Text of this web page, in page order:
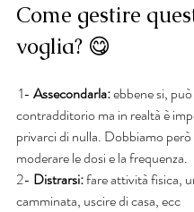
Come gestire
voglia? 😋
1- Assecondarla: ebbene si,
contradditorio ma in realtà è
privarci di nulla. Dobbiamo però
moderare le dosi e la frequenza.
2- Distrarsi: fare attività fisica,
camminata, uscire di casa, ecc